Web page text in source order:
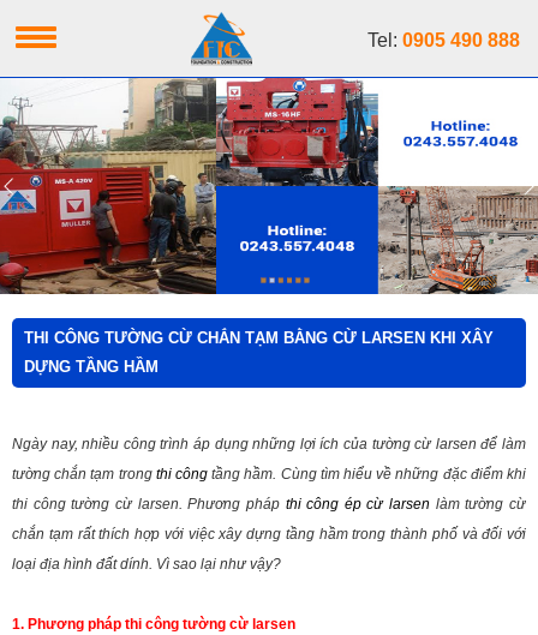
Tel: 0905 490 888
THI CÔNG TƯỜNG CỪ CHẮN TẠM BẰNG CỪ LARSEN KHI XÂY
DỰNG TẦNG HẦM
Ngày nay, nhiều công trình áp dụng những lợi ích của tường cừ larsen để làm
tường chắn tạm trong thi công tầng hầm. Cùng tìm hiểu về những đặc điểm khi
thi công tường cừ larsen. Phương phápthi công ép cừ larsen làm tường cừ
chắn tạm rất thích hợp với việc xây dựng tầng hầm trong thành phố và đối với
loại địa hình đất dính. Vì sao lại như vậy?
1. Phương pháp thi công tường cừ larsen